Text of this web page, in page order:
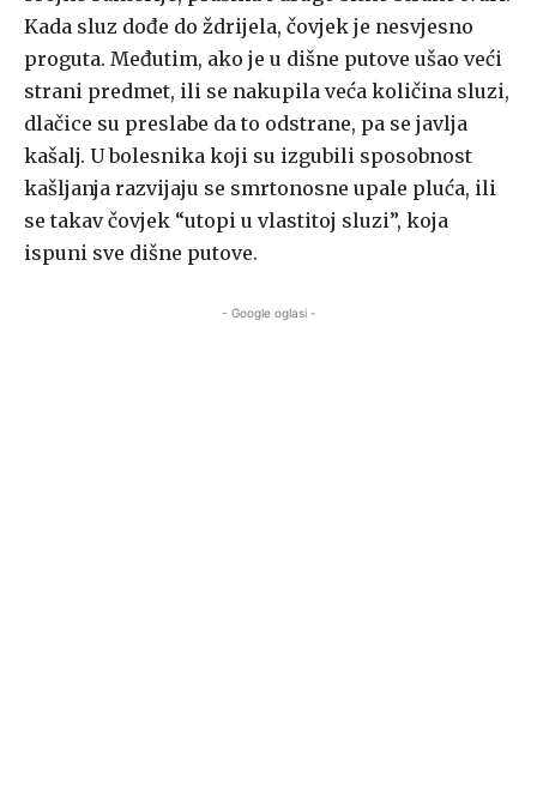
Kada sluz dođe do ždrijela, čovjek je nesvjesno
proguta. Međutim, ako je u dišne putove ušao veći
strani predmet, ili se nakupila veća količina sluzi,
dlačice su preslabe da to odstrane, pa se javlja
kašalj. U bolesnika koji su izgubili sposobnost
kašljanja razvijaju se smrtonosne upale pluća, ili
se takav čovjek “utopi u vlastitoj sluzi”, koja
ispuni sve dišne putove.
- Google oglasi -